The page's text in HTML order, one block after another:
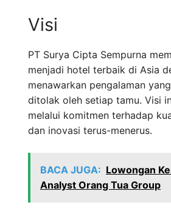
Visi
PT Surya Cipta Sempurna
menjadi hotel terbaik di Asia
menawarkan pengalaman
ditolak oleh setiap tamu. Visi
melalui komitmen terhadap
dan inovasi terus-menerus.
BACA JUGA: Lowongan
Analyst Orang Tua Group